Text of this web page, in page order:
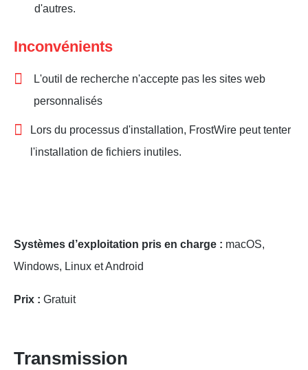
d'autres.
Inconvénients
L'outil de recherche n'accepte pas les sites web
personnalisés
Lors du processus d'installation, FrostWire peut tenter
l'installation de fichiers inutiles.
Systèmes d’exploitation pris en charge : macOS,
Windows, Linux et Android
Prix : Gratuit
Transmission